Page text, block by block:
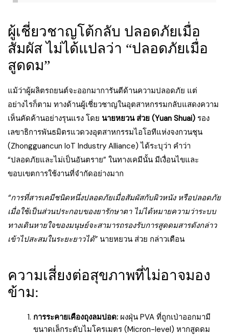
ผู้เชี่ยวชาญโต้กลับ ปลอดภัยเมื่อ
สัมผัส ไม่ได้แปลว่า “ปลอดภัยเมื่อ
สูดดม”
แม้ว่าผู้ผลิตรถยนต์จะออกมาการันตีด้านความปลอดภัย แต่
อย่างไรก็ตาม ทางด้านผู้เชี่ยวชาญในอุตสาหกรรมกลับแสดงความ
เห็นคัดค้านอย่างรุนแรง โดย นายหยวน ส่วย (Yuan Shuai) รอง
เลขาธิการพันธมิตรแวดวงอุตสาหกรรมไอโอทีแห่งจงกวนชุน
(Zhongguancun IoT Industry Alliance) ได้ระบุว่า คำว่า
“ปลอดภัยและไม่เป็นอันตราย” ในทางเคมีนั้น มีเงื่อนไขและ
ขอบเขตการใช้งานที่จำกัดอย่างมาก
“การที่สารเคมีชนิดหนึ่งปลอดภัยเมื่อสัมผัสกับผิวหนัง หรือปลอดภัย
เมื่อใช้เป็นส่วนประกอบของยารักษาตา ไม่ได้หมายความว่าระบบ
ทางเดินหายใจของมนุษย์จะสามารถรองรับการสูดดมสารดังกล่าว
เข้าไปสะสมในระยะยาวได้” นายหยวน ส่วย กล่าวเตือน
ความเสี่ยงต่อสุขภาพที่ไม่อาจมอง
ข้าม:
การระคายเคืองถุงลมปอด: ผงฝุ่น PVA ที่ถูกเป่าออกมามี
ขนาดเล็กระดับไมโครเมตร (Micron-level) หากสูดดม